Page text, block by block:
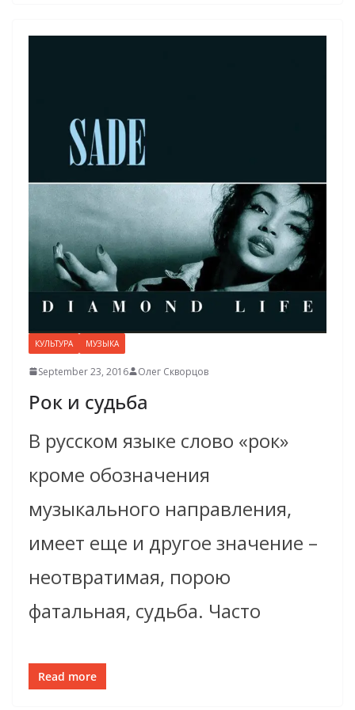
КУЛЬТУРА МУЗЫКА
September 23, 2016 Олег Скворцов
Рок и судьба
В русском языке слово «рок»
кроме обозначения
музыкального направления,
имеет еще и другое значение –
неотвратимая, порою
фатальная, судьба. Часто
Read more